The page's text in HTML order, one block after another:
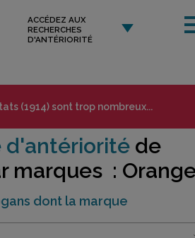
(1914) sont trop nombreux...
ACCÉDEZ AUX
RECHERCHES
D'ANTÉRIORITÉ
d'antériorité de
marques :
dont la marque